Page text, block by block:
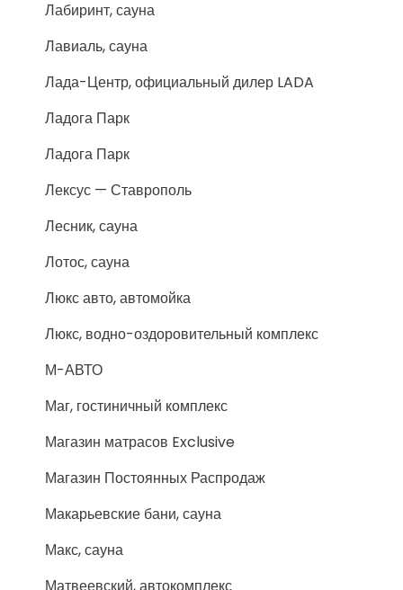
Лабиринт, сауна
Лавиаль, сауна
Лада-Центр, официальный дилер LADA
Ладога Парк
Ладога Парк
Лексус — Ставрополь
Лесник, сауна
Лотос, сауна
Люкс авто, автомойка
Люкс, водно-оздоровительный комплекс
М-АВТО
Маг, гостиничный комплекс
Магазин матрасов Exclusive
Магазин Постоянных Распродаж
Макарьевские бани, сауна
Макс, сауна